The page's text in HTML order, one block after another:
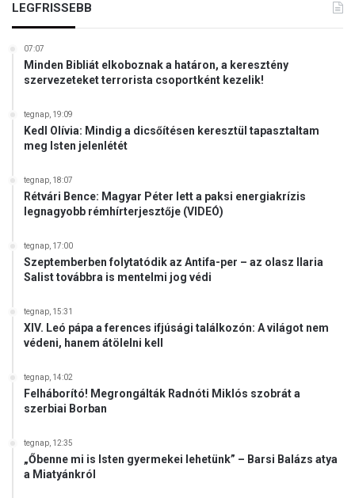
LEGFRISSEBB
07:07
Minden Bibliát elkoboznak a határon, a keresztény
szervezeteket terrorista csoportként kezelik!
tegnap, 19:09
Kedl Olívia: Mindig a dicsőítésen keresztül tapasztaltam
meg Isten jelenlétét
tegnap, 18:07
Rétvári Bence: Magyar Péter lett a paksi energiakrízis
legnagyobb rémhírterjesztője (VIDEÓ)
tegnap, 17:00
Szeptemberben folytatódik az Antifa-per – az olasz Ilaria
Salist továbbra is mentelmi jog védi
tegnap, 15:31
XIV. Leó pápa a ferences ifjúsági találkozón: A világot nem
védeni, hanem átölelni kell
tegnap, 14:02
Felháborító! Megrongálták Radnóti Miklós szobrát a
szerbiai Borban
tegnap, 12:35
„Őbenne mi is Isten gyermekei lehetünk” – Barsi Balázs atya
a Miatyánkról